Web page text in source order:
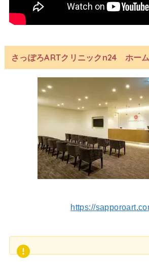
さっぽろARTクリニックn24 ホー
https://